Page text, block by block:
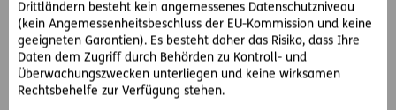
Drittländern besteht kein angemessenes Datenschutzniveau
(kein Angemessenheitsbeschluss der EU-Kommission und keine
geeigneten Garantien). Es besteht daher das Risiko, dass Ihre
Daten dem Zugriff durch Behörden zu Kontroll- und
Überwachungszwecken unterliegen und keine wirksamen
Rechtsbehelfe zur Verfügung stehen.
Juristischer Referent ab 30 Stunden (m/w/d)
ERGO Center Businesspark